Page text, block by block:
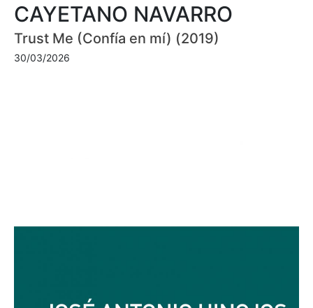
CAYETANO NAVARRO
Trust Me (Confía en mí) (2019)
30/03/2026